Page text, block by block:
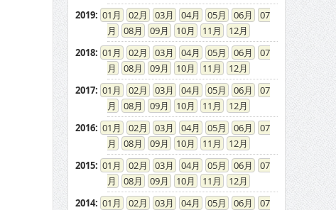
2019: 01 02 03 04 05 06
07
08
09 10 11
12
2018: 01 02 03 04 05 06
07
08
09 10 11
12
2017: 01 02 03 04 05 06
07
08
09 10 11
12
2016: 01 02 03 04 05 06
07
08
09 10 11
12
2015: 01 02 03 04 05 06
07
08
09 10 11
12
2014: 01 02 03 04 05 06
07